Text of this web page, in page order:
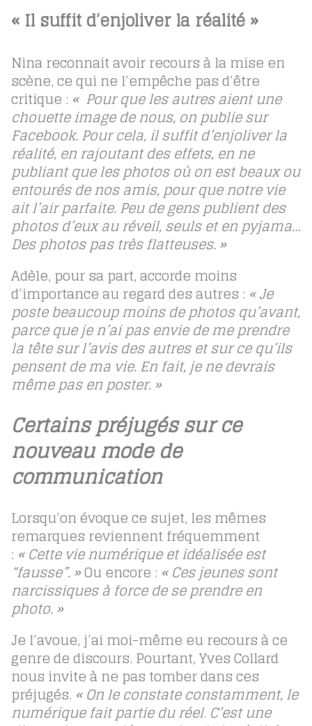
« Il suffit d’enjoliver la réalité »
Nina reconnait avoir recours à la mise en
scène, ce qui ne l’empêche pas d’être
critique : « Pour que les autres aient une
chouette image de nous, on publie sur
Facebook. Pour cela, il suffit d’enjoliver la
réalité, en rajoutant des effets, en ne
publiant que les photos où on est beaux ou
entourés de nos amis, pour que notre vie
ait l’air parfaite. Peu de gens publient des
photos d’eux au réveil, seuls et en pyjama…
Des photos pas très flatteuses. »
Adèle, pour sa part, accorde moins
d’importance au regard des autres : « Je
poste beaucoup moins de photos qu’avant,
parce que je n’ai pas envie de me prendre
la tête sur l’avis des autres et sur ce qu’ils
pensent de ma vie. En fait, je ne devrais
même pas en poster. »
Certains préjugés sur ce
nouveau mode de
communication
Lorsqu’on évoque ce sujet, les mêmes
remarques reviennent fréquemment
: « Cette vie numérique et idéalisée est
“fausse”. »Ou encore : « Ces jeunes sont
narcissiques à force de se prendre en
photo. »
Je l’avoue, j’ai moi-même eu recours à ce
genre de discours. Pourtant, Yves Collard
nous invite à ne pas tomber dans ces
préjugés. « On le constate constamment, le
numérique fait partie du réel. C’est une